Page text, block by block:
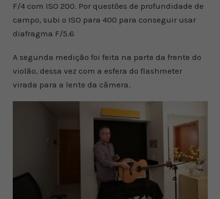
F/4 com ISO 200. Por questões de profundidade de
campo, subi o ISO para 400 para conseguir usar
diafragma F/5.6
A segunda medição foi feita na parte da frente do
violão, dessa vez com a esfera do flashmeter
virada para a lente da câmera.